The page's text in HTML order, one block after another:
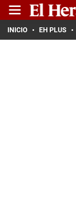
INICIO EH PLUS